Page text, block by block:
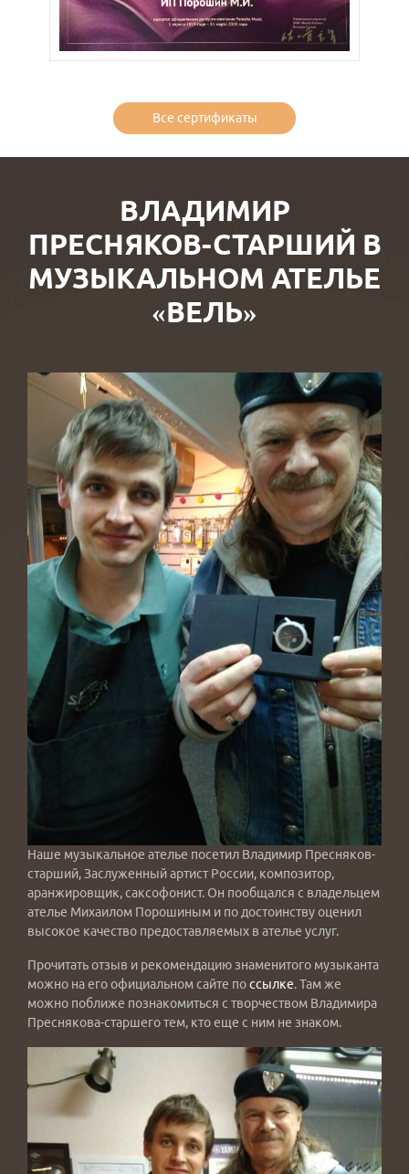
Все сертификаты
ВЛАДИМИР
ПРЕСНЯКОВ-СТАРШИЙ В
МУЗЫКАЛЬНОМ АТЕЛЬЕ
«ВЕЛЬ»
Наше музыкальное ателье посетил Владимир Пресняков-
старший, Заслуженный артист России, композитор,
аранжировщик, саксофонист. Он пообщался с владельцем
ателье Михаилом Порошиным и по достоинству оценил
высокое качество предоставляемых в ателье услуг.
Прочитать отзыв и рекомендацию знаменитого музыканта
можно на его официальном сайте поссылке. Там же
можно поближе познакомиться с творчеством Владимира
Преснякова-старшего тем, кто еще с ним не знаком.